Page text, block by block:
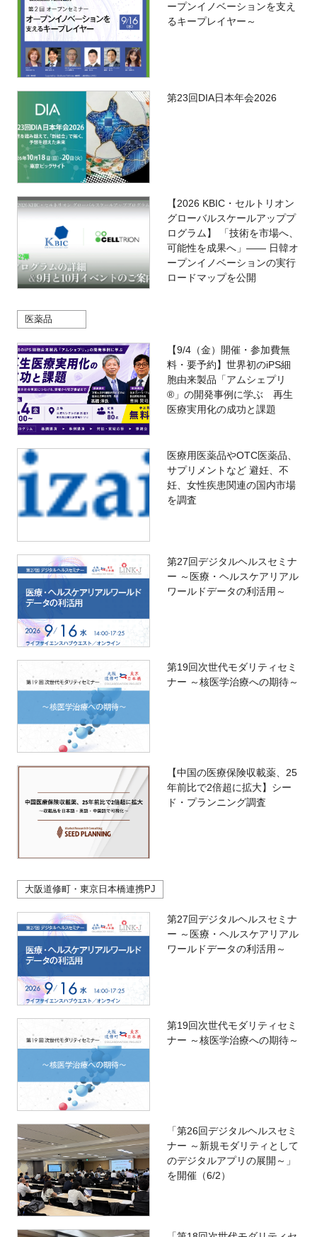
ープンイノベーションを支え
るキープレイヤー～
第23回DIA日本年会2026
【2026 KBIC・セルトリオン
グローバルスケールアッププ
ログラム】 「技術を市場へ、
可能性を成果へ」―― 日韓オ
ープンイノベーションの実行
ロードマップを公開
医薬品
【9/4（金）開催・参加費無
料・要予約】世界初のiPS細
胞由来製品「アムシェプリ
®」の開発事例に学ぶ 再生
医療実用化の成功と課題
医療用医薬品やOTC医薬品、
サプリメントなど 避妊、不
妊、女性疾患関連の国内市場
を調査
第27回デジタルヘルスセミナ
ー ～医療・ヘルスケアリアル
ワールドデータの利活用～
第19回次世代モダリティセミ
ナー ～核医学治療への期待～
【中国の医療保険収載薬、25
年前比で2倍超に拡大】シー
ド・プランニング調査
大阪道修町・東京日本橋連携PJ
第27回デジタルヘルスセミナ
ー ～医療・ヘルスケアリアル
ワールドデータの利活用～
第19回次世代モダリティセミ
ナー ～核医学治療への期待～
「第26回デジタルヘルスセミ
ナー ～新規モダリティとして
のデジタルアプリの展開～」
を開催（6/2）